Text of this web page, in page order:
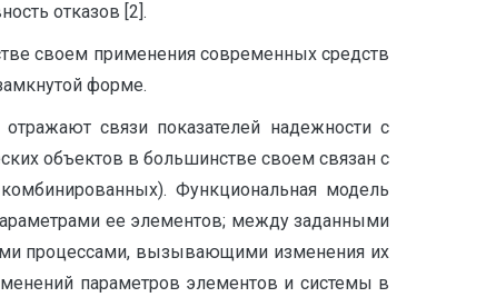
отказов [2].
своем применения современных средств
форме.
связи показателей надежности с
объектов в большинстве своем связан с
Функциональная модель
ее элементов; между заданными
процесса­ми, вызывающими изменения их
параметров элементов и системы в